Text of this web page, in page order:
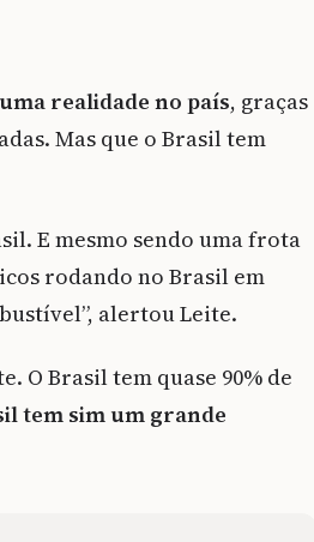
realidade no país, graças
Mas que o Brasil tem
E mesmo sendo uma frota
rodando no Brasil em
alertou Leite.
O Brasil tem quase 90% de
tem sim um grande